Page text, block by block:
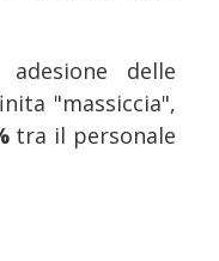
delle
"massiccia",
tra il personale